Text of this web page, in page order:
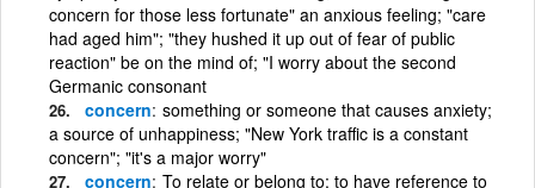
concern for those less fortunate" an anxious feeling; "care
had aged him"; "they hushed it up out of fear of public
reaction" be on the mind of; "I worry about the second
Germanic consonant
concern something or someone that causes anxiety;
a source of unhappiness; "New York traffic is a constant
concern"; "it's a major worry"
concern To relate or belong to; to have reference to